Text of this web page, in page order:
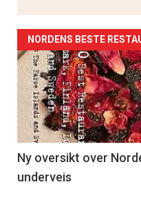
NORDENS BESTE
Ny oversikt over
underveis